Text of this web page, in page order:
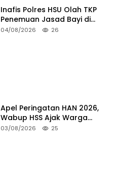
Inafis Polres HSU Olah TKP
Penemuan Jasad Bayi di
Sungai Desa Keramat
04/08/2026 26
Apel Peringatan HAN 2026,
Wabup HSS Ajak Warga
Wujudkan Lingkungan Ramah
03/08/2026 25